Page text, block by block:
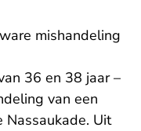
mishandeling
36 en 38 jaar –
van een
Uit